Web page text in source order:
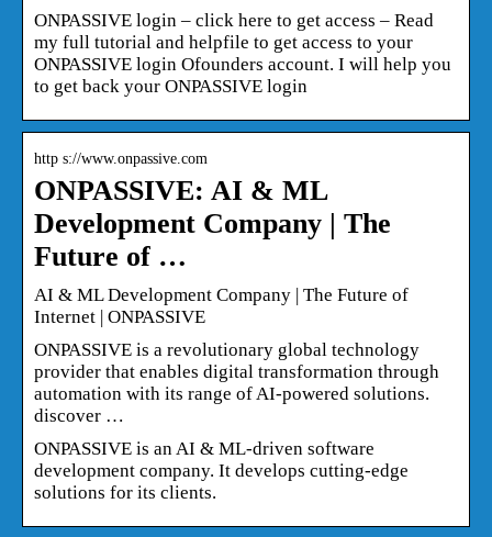
ONPASSIVE login – click here to get access – Read
my full tutorial and helpfile to get access to your
ONPASSIVE login Ofounders account. I will help you
to get back your ONPASSIVE login
http s://www.onpassive.com
ONPASSIVE: AI & ML
Development Company | The
Future of …
AI & ML Development Company | The Future of
Internet | ONPASSIVE
ONPASSIVE is a revolutionary global technology
provider that enables digital transformation through
automation with its range of AI-powered solutions.
discover …
ONPASSIVE is an AI & ML-driven software
development company. It develops cutting-edge
solutions for its clients.